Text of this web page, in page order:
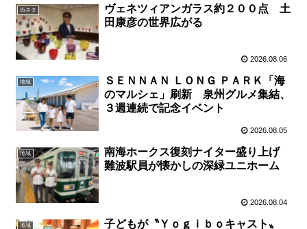
街ネタ
ヴェネツィアンガラス約２００点 土
田康彦の世界広がる
2026.08.06
地域
ＳＥＮＮＡＮ ＬＯＮＧ ＰＡＲＫ「海
のマルシェ」刷新 泉州グルメ集結、
３週連続で記念イベント
2026.08.05
地域
南海ホークス復刻ナイター盛り上げ
難波駅員が懐かしの深緑ユニホーム
2026.08.04
地域
子どもが〝Ｙｏｇｉｂｏキャスト〟